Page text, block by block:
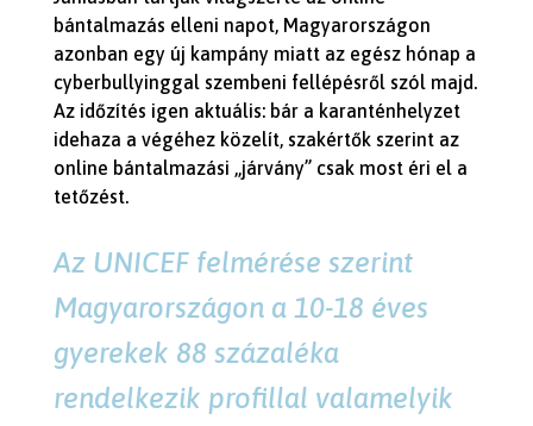
bántalmazás elleni napot, Magyarországon
azonban egy új kampány miatt az egész hónap a
cyberbullyinggal szembeni fellépésről szól majd.
Az időzítés igen aktuális: bár a karanténhelyzet
idehaza a végéhez közelít, szakértők szerint az
online bántalmazási „járvány” csak most éri el a
tetőzést.
Az UNICEF felmérése szerint
Magyarországon a 10-18 éves
gyerekek 88 százaléka
rendelkezik profillal valamelyik